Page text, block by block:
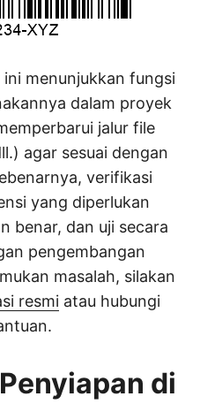
menunjukkan fungsi
dalam proyek
jalur file
agar sesuai dengan
verifikasi
yang diperlukan
benar, dan uji secara
pengembangan
masalah, silakan
resmi atau hubungi
di